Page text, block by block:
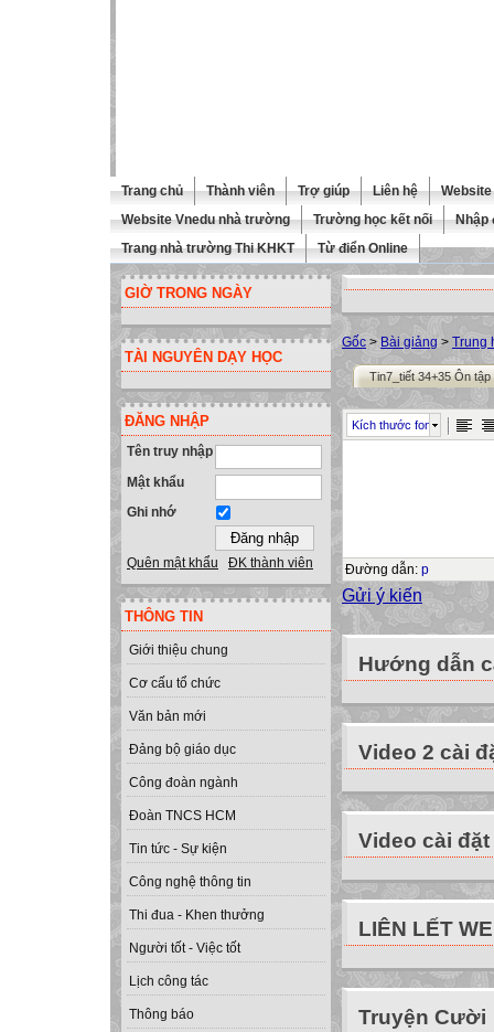
Trang chủ Thành viên Trợ giúp Liên hệ
Website Vnedu nhà trường
Trường học kết nối
Nhập
Trang nhà trường Thi KHKT
Từ điển Online
GIỜ TRONG NGÀY
TÀI NGUYÊN DẠY HỌC
ĐĂNG NHẬP
Tên truy nhập
Mật khẩu
Ghi nhớ
Quên mật khẩu ĐK thành viên
THÔNG TIN
Giới thiệu chung
Cơ cấu tổ chức
Văn bản mới
Đảng bộ giáo dục
Công đoàn ngành
Đoàn TNCS HCM
Tin tức - Sự kiện
Công nghệ thông tin
Thi đua - Khen thưởng
Người tốt - Việc tốt
Lịch công tác
Thông báo
Gốc > Bài giảng > Trung
Tin7_tiết 34+35 Ôn
Kích thước font
Đường dẫn: p
Gửi ý kiến
Hướng dẫn
Video 2 cài
Video cài đặt
LIÊN LẾT
Truyện Cười